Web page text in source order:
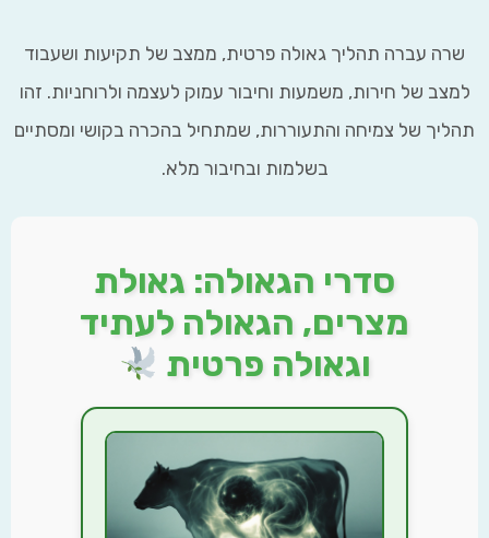
עברה תהליך גאולה פרטית, ממצב של תקיעות ושעבוד
של חירות, משמעות וחיבור עמוק לעצמה ולרוחניות. זהו
של צמיחה והתעוררות, שמתחיל בהכרה בקושי ומסתיים
בשלמות ובחיבור מלא.
סדרי הגאולה: גאולת
מצרים, הגאולה לעתיד
וגאולה פרטית